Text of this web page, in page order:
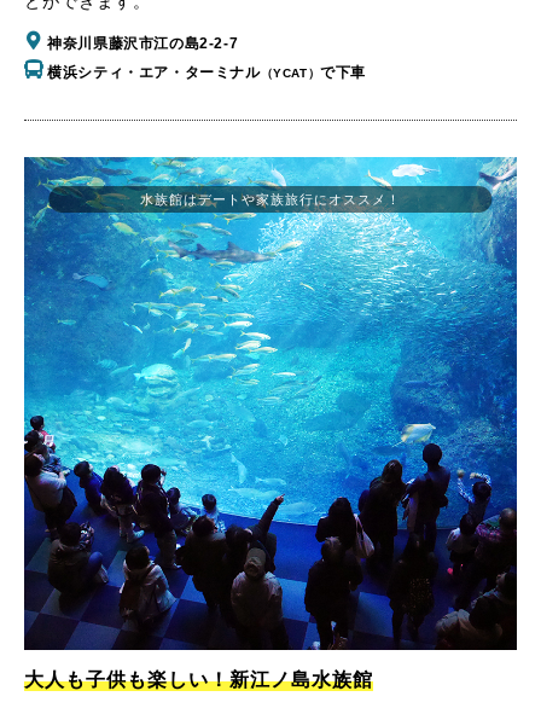
神奈川県藤沢市江の島2-2-7
横浜シティ・エア・ターミナル（YCAT）で下車
大人も子供も楽しい！新江ノ島水族館
水族館はデートや家族旅行にオススメ！